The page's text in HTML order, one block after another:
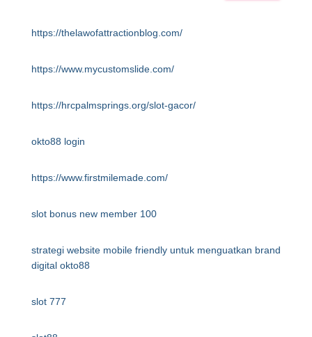
https://thelawofattractionblog.com/
https://www.mycustomslide.com/
https://hrcpalmsprings.org/slot-gacor/
okto88 login
https://www.firstmilemade.com/
slot bonus new member 100
strategi website mobile friendly untuk menguatkan brand
digital okto88
slot 777